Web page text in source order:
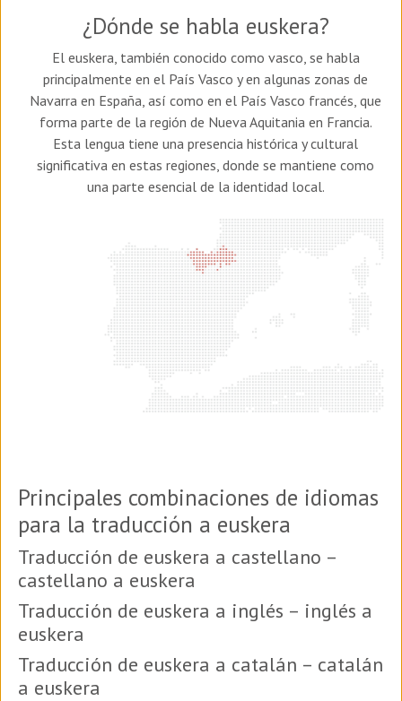
¿Dónde se habla euskera?
El euskera, también conocido como vasco, se habla
principalmente en el País Vasco y en algunas zonas de
Navarra en España, así como en el País Vasco francés, que
forma parte de la región de Nueva Aquitania en Francia.
Esta lengua tiene una presencia histórica y cultural
significativa en estas regiones, donde se mantiene como
una parte esencial de la identidad local.
Principales combinaciones de idiomas
para la traducción a euskera
Traducción de euskera a castellano –
castellano a euskera
Traducción de euskera a inglés – inglés a
euskera
Traducción de euskera a catalán – catalán
a euskera